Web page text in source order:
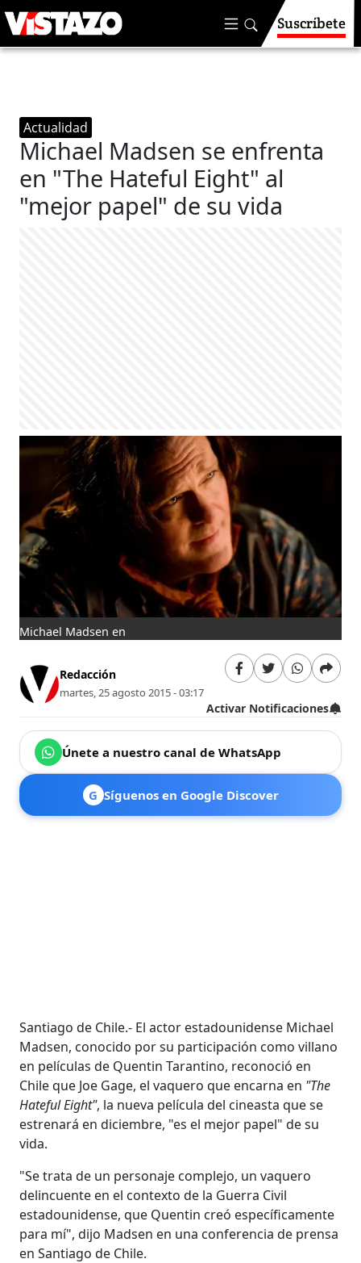
Suscríbete
Actualidad
Michael Madsen se enfrenta
en "The Hateful Eight" al
"mejor papel" de su vida
Michael Madsen en
Redacción
martes, 25 agosto 2015 - 03:17
Activar Notificaciones
Únete a nuestro canal de WhatsApp
G Síguenos en Google Discover
Santiago de Chile.- El actor estadounidense Michael
Madsen, conocido por su participación como villano
en películas de Quentin Tarantino, reconoció en
Chile que Joe Gage, el vaquero que encarna en "The
Hateful Eight", la nueva película del cineasta que se
estrenará en diciembre, "es el mejor papel" de su
vida.
"Se trata de un personaje complejo, un vaquero
delincuente en el contexto de la Guerra Civil
estadounidense, que Quentin creó específicamente
para mí", dijo Madsen en una conferencia de prensa
en Santiago de Chile.